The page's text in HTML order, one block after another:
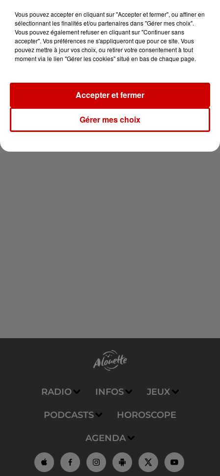
Destination Vacances : inscrivez-
vous !
Newsletter
RADIO INFOS JEUX
PODCASTS HOROSCOPE
AGENDA
Vous pouvez accepter en cliquant sur "Accepter et fermer", ou affiner en
sélectionnant les finalités et/ou partenaires dans "Gérer mes choix".
Vous pouvez également refuser en cliquant sur "Continuer sans
accepter". Vos préférences ne s'appliqueront que pour ce site. Vous
pouvez mettre à jour vos choix, ou retirer votre consentement à tout
moment via le lien "Gérer les cookies" situé en bas de chaque page.
Gérer mes choix
Accepter et fermer